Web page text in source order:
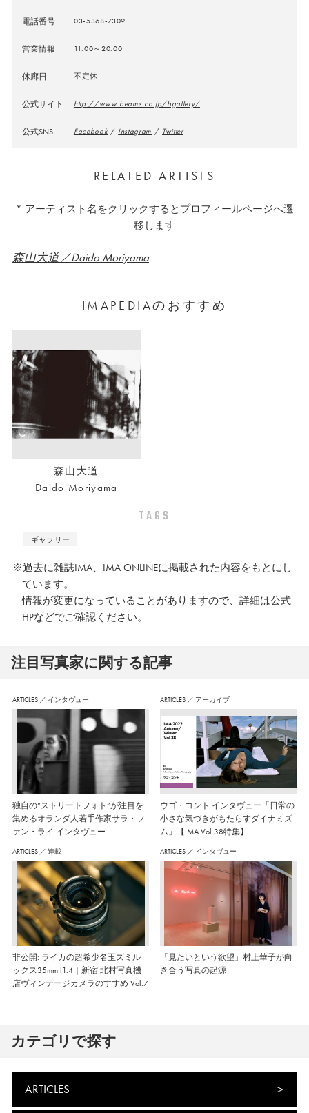
電話番号 03-5368-7309
営業情報 11:00～20:00
休廊日 不定休
公式サイト http://www.beams.co.jp/bgallery/
公式SNS Facebook / Instagram / Twitter
RELATED ARTISTS
* アーティスト名をクリックするとプロフィールページへ遷
移します
森山大道／Daido Moriyama
IMAPEDIAのおすすめ
森山大道
Daido Moriyama
TAGS
ギャラリー
※過去に雑誌IMA、IMA ONLINEに掲載された内容をもとにし
ています。
情報が変更になっていることがありますので、詳細は公式
HPなどでご確認ください。
注⽬写真家に関する記事
ARTICLES ／ インタヴュー
独自の“ストリートフォト”が注目を
集めるオランダ人若手作家サラ・フ
ァン・ライ インタヴュー
ARTICLES ／ アーカイブ
ウゴ・コント インタヴュー「日常の
小さな気づきがもたらすダイナミズ
ム」【IMA Vol.38特集】
ARTICLES ／ 連載
非公開: ライカの超希少名玉ズミル
ックス35mm f1.4｜新宿 北村写真機
店ヴィンテージカメラのすすめ Vol.7
ARTICLES ／ インタヴュー
「見たいという欲望」村上華子が向
き合う写真の起源
カテゴリで探す
ARTICLES